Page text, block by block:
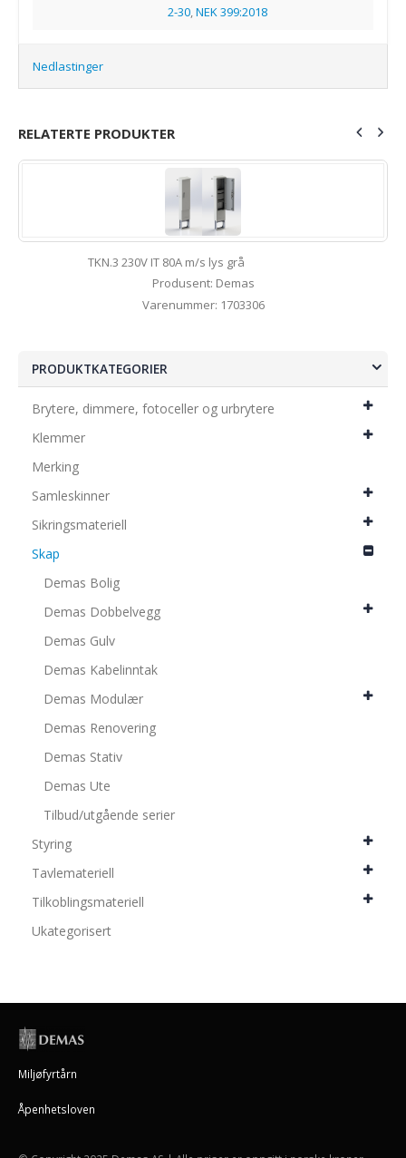
2-30,NEK 399:2018
Nedlastinger
RELATERTE PRODUKTER
TKN.3 230V IT 80A m/s lys grå
Produsent: Demas
Varenummer: 1703306
PRODUKTKATEGORIER
Brytere, dimmere, fotoceller og urbrytere
Klemmer
Merking
Samleskinner
Sikringsmateriell
Skap
Demas Bolig
Demas Dobbelvegg
Demas Gulv
Demas Kabelinntak
Demas Modulær
Demas Renovering
Demas Stativ
Demas Ute
Tilbud/utgående serier
Styring
Tavlemateriell
Tilkoblingsmateriell
Ukategorisert
Miljøfyrtårn
Åpenhetsloven